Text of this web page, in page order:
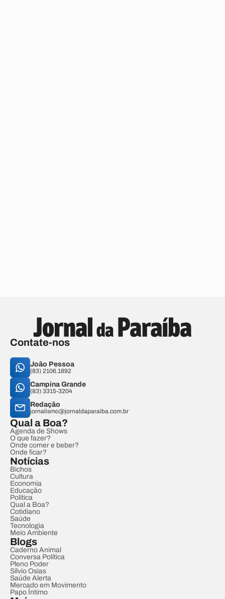
Contate-nos
João Pessoa
(83) 2106.1892
Campina Grande
(83) 3315-3204
Redação
jornalismo@jornaldaparaiba.com.br
Qual a Boa?
Agenda de Shows
O que fazer?
Onde comer e beber?
Onde ficar?
Notícias
Bichos
Cultura
Economia
Educação
Política
Qual a Boa?
Cotidiano
Saúde
Tecnologia
Meio Ambiente
Blogs
Caderno Animal
Conversa Política
Pleno Poder
Sílvio Osias
Saúde Alerta
Mercado em Movimento
Papo Íntimo